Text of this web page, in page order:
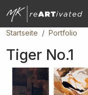
Skip to main content
Startseite Portfolio
Tiger No.1